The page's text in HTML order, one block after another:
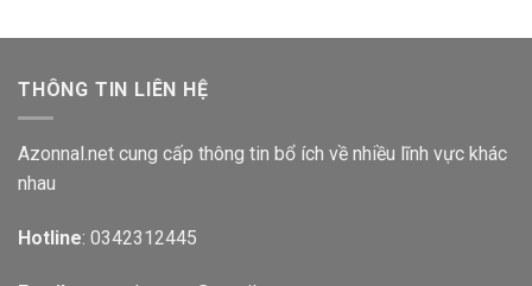
THÔNG TIN LIÊN HỆ
Azonnal.net cung cấp thông tin bổ ích về nhiều lĩnh vực khác
nhau
Hotline: 0342312445